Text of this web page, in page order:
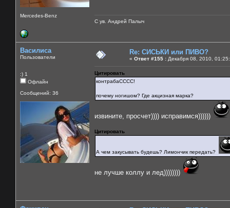
Mercedes-Benz
С ув. Андрей Палыч
Василиса
Пользователи
:) 1
Офлайн
Сообщений: 36
Re: СИСЬКИ или ПИВО?
« Ответ #155 : Декабря 08, 2010,
Цитировать
контрабаСССС!
почему ногишом? Где акцизная марка?
извините, просчет)))) исправимся))))))
Цитировать
А чем закусывать будешь? Лимончик передать?
не лучше коллу и лед))))))))